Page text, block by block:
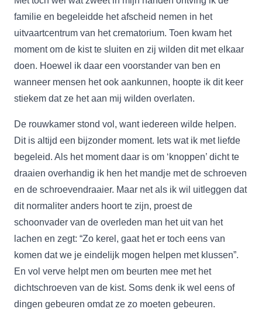
familie en begeleidde het afscheid nemen in het
uitvaartcentrum van het crematorium. Toen kwam het
moment om de kist te sluiten en zij wilden dit met elkaar
doen. Hoewel ik daar een voorstander van ben en
wanneer mensen het ook aankunnen, hoopte ik dit keer
stiekem dat ze het aan mij wilden overlaten.
De rouwkamer stond vol, want iedereen wilde helpen.
Dit is altijd een bijzonder moment. Iets wat ik met liefde
begeleid. Als het moment daar is om ‘knoppen’ dicht te
draaien overhandig ik hen het mandje met de schroeven
en de schroevendraaier. Maar net als ik wil uitleggen dat
dit normaliter anders hoort te zijn, proest de
schoonvader van de overleden man het uit van het
lachen en zegt: “Zo kerel, gaat het er toch eens van
komen dat we je eindelijk mogen helpen met klussen”.
En vol verve helpt men om beurten mee met het
dichtschroeven van de kist. Soms denk ik wel eens of
dingen gebeuren omdat ze zo moeten gebeuren.